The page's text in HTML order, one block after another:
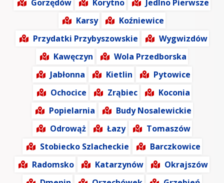
Gorzędów
Korytno
Jedlno Pierwsze
Karsy
Koźniewice
Przydatki Przybyszowskie
Wygwizdów
Kawęczyn
Wola Przedborska
Jabłonna
Kietlin
Pytowice
Ochocice
Zrąbiec
Koconia
Popielarnia
Budy Nosalewickie
Odrowąż
Łazy
Tomaszów
Stobiecko Szlacheckie
Barczkowice
Radomsko
Katarzynów
Okrajszów